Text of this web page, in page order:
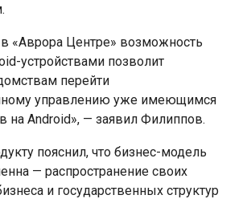
«Аврора Центре» возможность
устройствами позволит
перейти
управлению уже имеющимся
на Android», — заявил Филиппов.
пояснил, что бизнес-модель
— распространение своих
и государственных структур